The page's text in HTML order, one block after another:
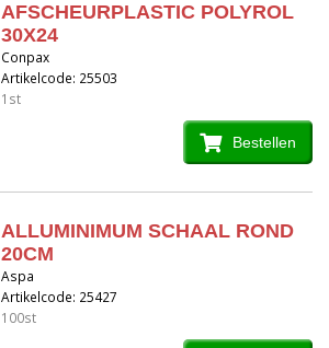
AFSCHEURPLASTIC POLYROL
30X24
Conpax
Artikelcode: 25503
1st
Bestellen
ALLUMINIMUM SCHAAL ROND
20CM
Aspa
Artikelcode: 25427
100st